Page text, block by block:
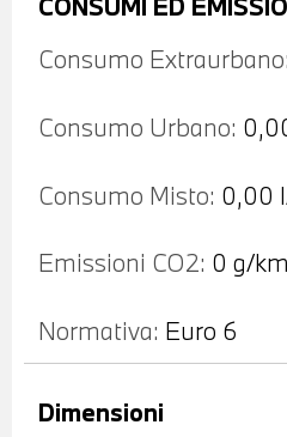
Consumo Extraurbano:
Consumo Urbano:
Consumo Misto: 0,00
Emissioni CO2: 0 g/km
Normativa: Euro 6
Dimensioni